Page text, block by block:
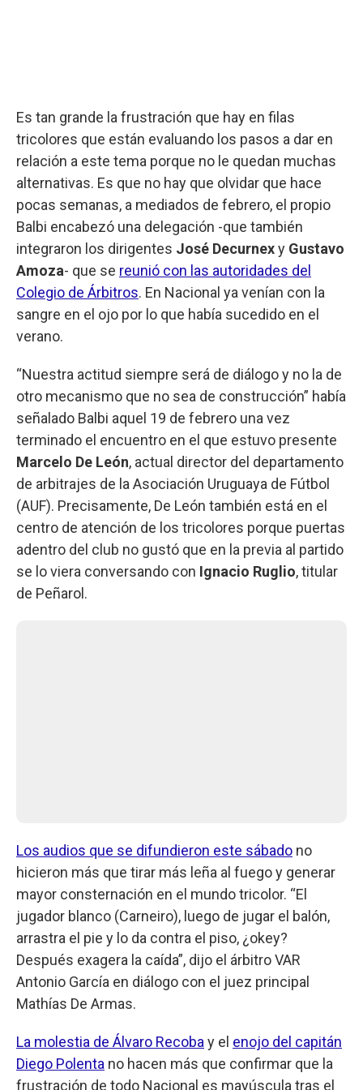
Es tan grande la frustración que hay en filas
tricolores que están evaluando los pasos a dar en
relación a este tema porque no le quedan muchas
alternativas. Es que no hay que olvidar que hace
pocas semanas, a mediados de febrero, el propio
Balbi encabezó una delegación -que también
integraron los dirigentes José Decurnexy Gustavo
Amoza- que se reunió con las autoridades del
Colegio de Árbitros. En Nacional ya venían con la
sangre en el ojo por lo que había sucedido en el
verano.
“Nuestra actitud siempre será de diálogo y no la de
otro mecanismo que no sea de construcción” había
señalado Balbi aquel 19 de febrero una vez
terminado el encuentro en el que estuvo presente
Marcelo De León, actual director del departamento
de arbitrajes de la Asociación Uruguaya de Fútbol
(AUF). Precisamente, De León también está en el
centro de atención de los tricolores porque puertas
adentro del club no gustó que en la previa al partido
se lo viera conversando con Ignacio Ruglio, titular
de Peñarol.
Los audios que se difundieron este sábado no
hicieron más que tirar más leña al fuego y generar
mayor consternación en el mundo tricolor. “El
jugador blanco (Carneiro), luego de jugar el balón,
arrastra el pie y lo da contra el piso, ¿okey?
Después exagera la caída”, dijo el árbitro VAR
Antonio García en diálogo con el juez principal
Mathías De Armas.
La molestia de Álvaro Recoba y el enojo del capitán
Diego Polenta no hacen más que confirmar que la
frustración de todo Nacional es mayúscula tras el